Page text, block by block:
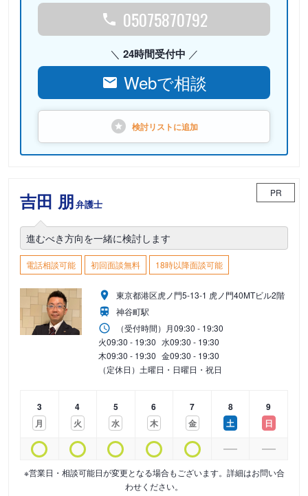
05075870792
24時間受付中
Webで相談
検討リストに追加
吉田 朋弁護士
PR
進むべき方向を一緒に検討します
電話相談可能 初回面談無料 18時以降面談可能
東京都港区虎ノ門5-13-1 虎ノ門40MTビル2階
神谷町駅
（受付時間） 月09:30 - 19:30
火09:30 - 19:30 水09:30 - 19:30
木09:30 - 19:30 金09:30 - 19:30
（定休日）土曜日・日曜日・祝日
3
月
4
火
5
水
6
木
7
金
8
土
9
日
※営業日・相談可能日が変更となる場合もございます。詳細はお問い合
わせください。